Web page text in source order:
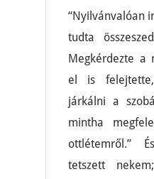
“Nyilvánvalóan
tudta
Megkérdezte a
el is
járkálni a
mintha
ottlétemről.”
tetszett